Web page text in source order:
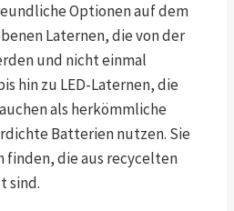
Optionen auf dem
Laternen, die von der
und nicht einmal
hin zu LED-Laternen, die
als herkömmliche
Batterien nutzen. Sie
finden, die aus recycelten
sind.